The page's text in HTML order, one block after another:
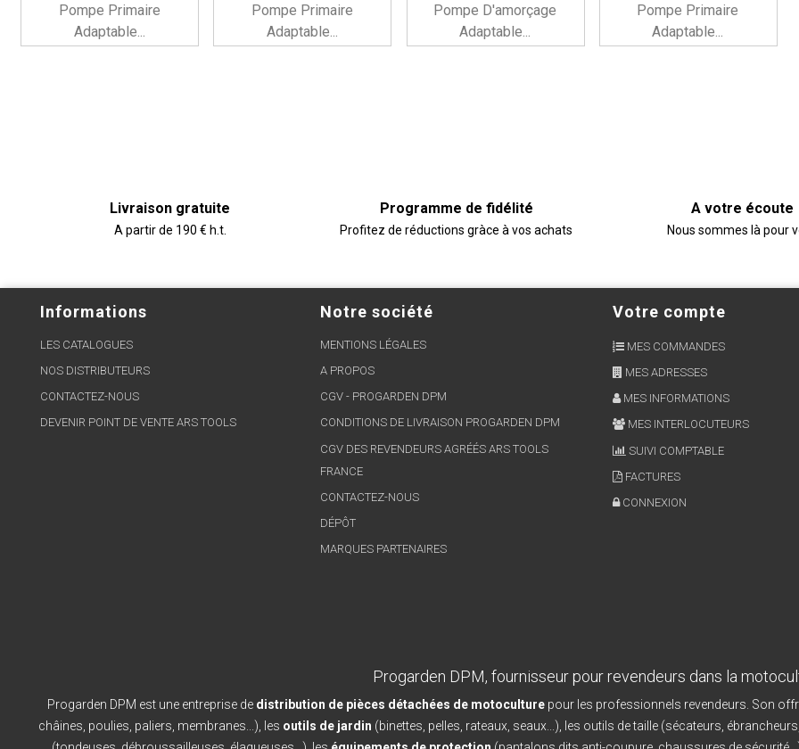
Pompe Primaire
Adaptable...
Pompe Primaire
Adaptable...
Pompe D'amorçage
Adaptable...
Pompe Primaire
Adaptable...
Livraison gratuite
A partir de 190 € h.t.
Programme de fidélité
Profitez de réductions gràce à vos achats
A votre écoute
Nous sommes là pour
Informations
LES CATALOGUES
NOS DISTRIBUTEURS
CONTACTEZ-NOUS
DEVENIR POINT DE VENTE ARS TOOLS
Notre société
MENTIONS LÉGALES
A PROPOS
CGV - PROGARDEN DPM
CONDITIONS DE LIVRAISON PROGARDEN DPM
CGV DES REVENDEURS AGRÉÉS ARS TOOLS
FRANCE
CONTACTEZ-NOUS
DÉPÔT
MARQUES PARTENAIRES
Votre compte
MES COMMANDES
MES ADRESSES
MES INFORMATIONS
MES INTERLOCUTEURS
SUIVI COMPTABLE
FACTURES
CONNEXION
Progarden DPM, fournisseur pour revendeurs dans la
Progarden DPM est une entreprise de distribution de pièces détachées de motoculturepour les professionnels revendeurs. Son
châines, poulies, paliers, membranes...), les outils de jardin (binettes, pelles, rateaux, seaux...), les outils de taille (sécateurs,